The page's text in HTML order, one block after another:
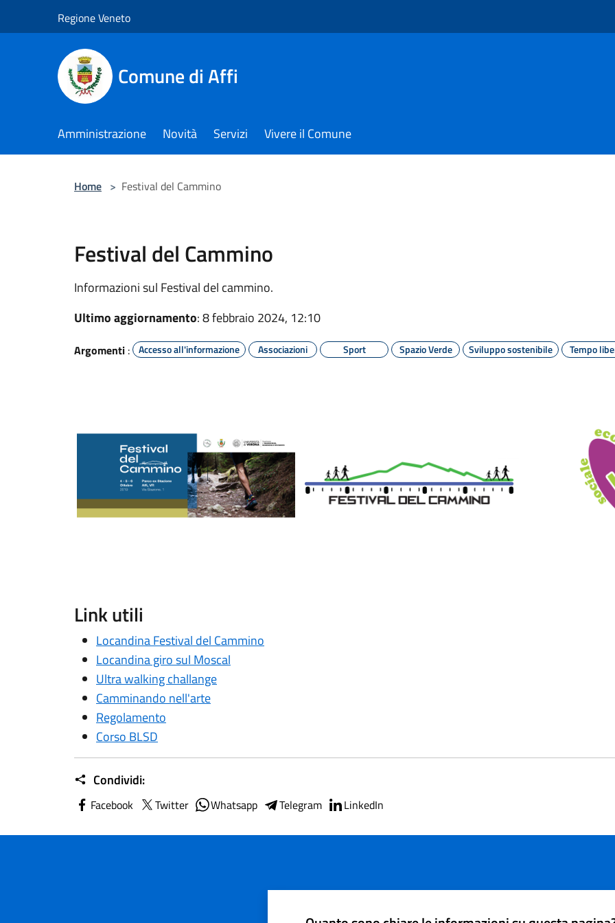
Regione Veneto
Comune di Affi
Amministrazione Novità Servizi Vivere il Comune
Home > Festival del Cammino
Festival del Cammino
Informazioni sul Festival del cammino.
Ultimo aggiornamento: 8 febbraio 2024, 12:10
Argomenti : Accesso all'informazione Associazioni Sport Spazio Verde Sviluppo sostenibile Tempo
Link utili
Locandina Festival del Cammino
Locandina giro sul Moscal
Ultra walking challange
Camminando nell'arte
Regolamento
Corso BLSD
Condividi:
Facebook Twitter Whatsapp Telegram LinkedIn